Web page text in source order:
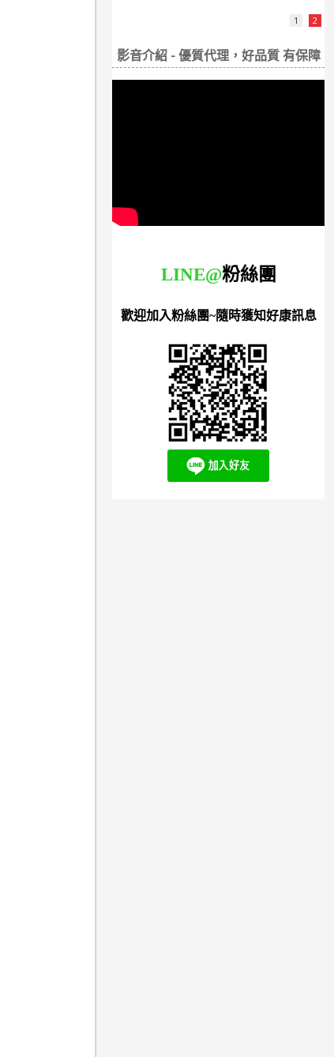
1 2
影音介紹 - 優質代理，好品質 有保障
LINE@粉絲團
歡迎加入粉絲團~隨時獲知好康訊息